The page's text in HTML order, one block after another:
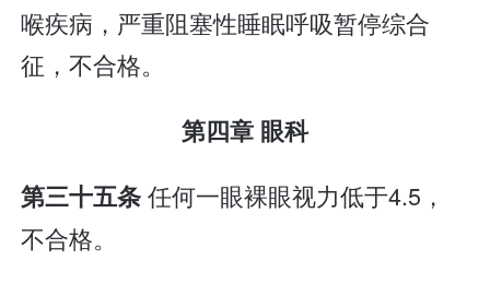
喉疾病，严重阻塞性睡眠呼吸暂停综合
征，不合格。
第四章 眼科
第三十五条任何一眼裸眼视力低于4.5，
不合格。